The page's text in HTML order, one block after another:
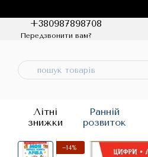
+380987898708
Передзвонити вам?
Літні
знижки
Ранній
розвиток
−14%